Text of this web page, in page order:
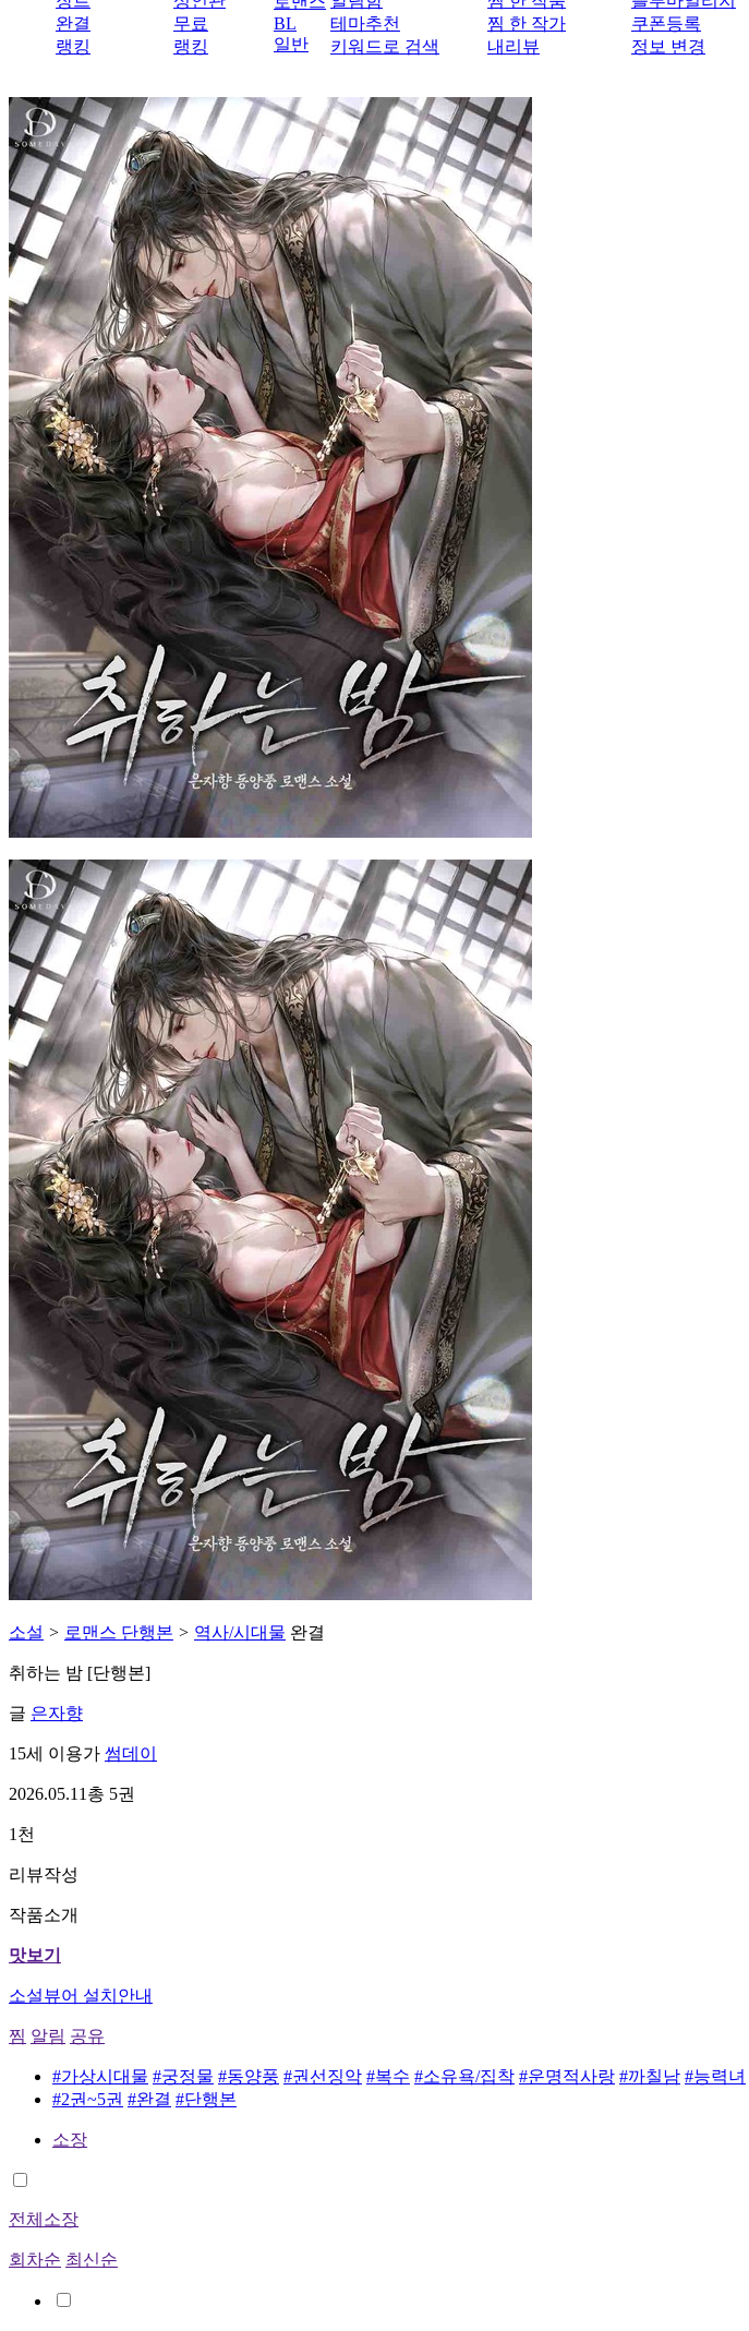
완결
랭킹
무료
랭킹
BL
일반
테마추천
키워드로 검색
찜 한 작가
내리뷰
쿠폰등록
정보 변경
소설 > 로맨스 단행본 > 역사/시대물 완결
취하는 밤 [단행본]
글 은자향
15세 이용가 썸데이
2026.05.11 총 5권
1천
리뷰작성
작품소개
맛보기
소설뷰어 설치안내
찜 알림 공유
#가상시대물 #궁정물 #동양풍 #권선징악 #복수 #소유욕/집착 #운명적사랑 #까칠남 #능력녀
#2권~5권 #완결 #단행본
소장
전체소장
회차순 최신순